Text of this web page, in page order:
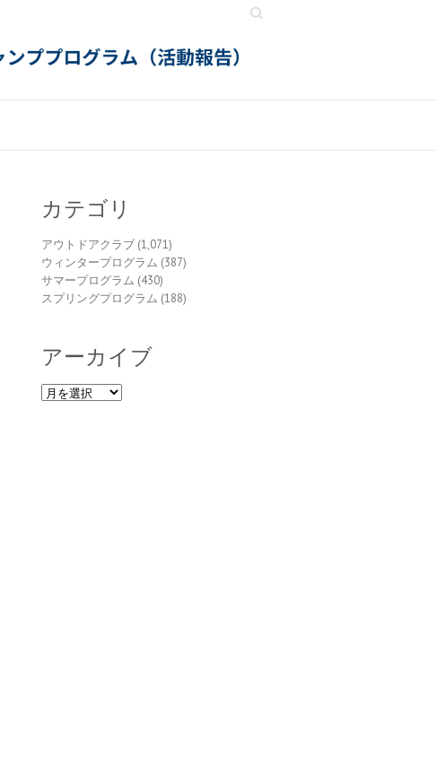
Search
カテゴリ
アウトドアクラブ (1,071)
ウィンタープログラム (387)
サマープログラム (430)
スプリングプログラム (188)
アーカイブ
ア